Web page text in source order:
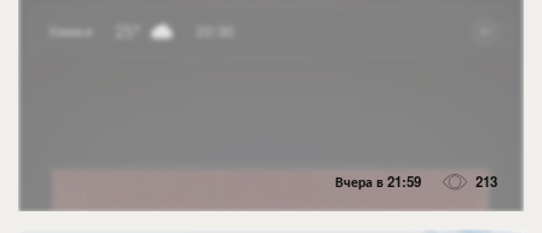
Вчера в 21:59 213